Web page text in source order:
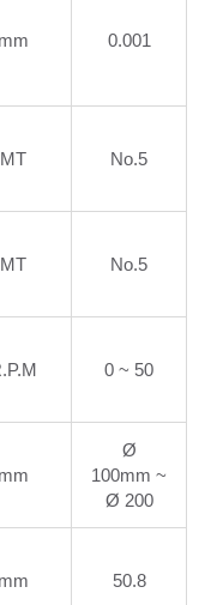
mm 0.001
MT No.5
MT No.5
0 ~ 50
mm
Ø
100mm ~
Ø 200
mm 50.8